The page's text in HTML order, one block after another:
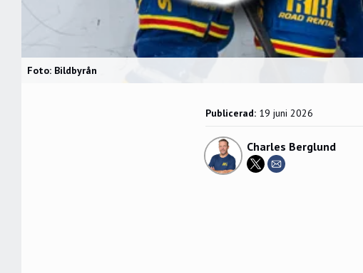
Foto: Bildbyrån
Publicerad: 19 juni 2026
Charles Berglund